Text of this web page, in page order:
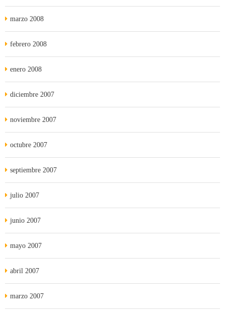
marzo 2008
febrero 2008
enero 2008
diciembre 2007
noviembre 2007
octubre 2007
septiembre 2007
julio 2007
junio 2007
mayo 2007
abril 2007
marzo 2007